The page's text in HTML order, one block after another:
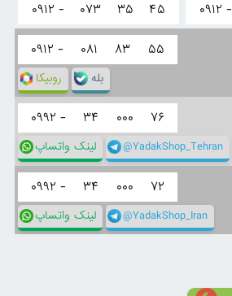
۰۹۱۲ - ۰۹۱۲ - ۰۷۳ ۳۵ ۴۵
۰۹۱۲ - ۰۸۱ ۸۳ ۵۵
روبیکا بله
۰۹۹۲ - ۳۴ ۰۰۰ ۷۶
لینک واتساپ @YadakShop_Tehran
۰۹۹۲ - ۳۴ ۰۰۰ ۷۲
لینک واتساپ @YadakShop_Iran